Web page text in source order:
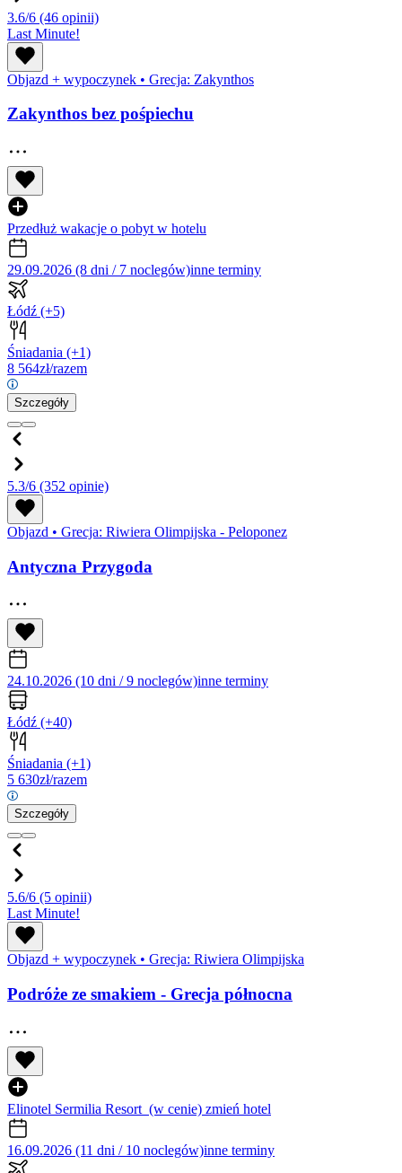
3.6/6 (46 opinii)
Last Minute!
Objazd + wypoczynek • Grecja: Zakynthos
Zakynthos bez pośpiechu
Przedłuż wakacje o pobyt w hotelu
29.09.2026 (8 dni / 7 noclegów)inne terminy
Łódź (+5)
Śniadania (+1)
8 564zł/razem
Szczegóły
5.3/6 (352 opinie)
Objazd • Grecja: Riwiera Olimpijska - Peloponez
Antyczna Przygoda
24.10.2026 (10 dni / 9 noclegów)inne terminy
Łódź (+40)
Śniadania (+1)
5 630zł/razem
Szczegóły
5.6/6 (5 opinii)
Last Minute!
Objazd + wypoczynek • Grecja: Riwiera Olimpijska
Podróże ze smakiem - Grecja północna
Elinotel Sermilia Resort (w cenie) zmień hotel
16.09.2026 (11 dni / 10 noclegów)inne terminy